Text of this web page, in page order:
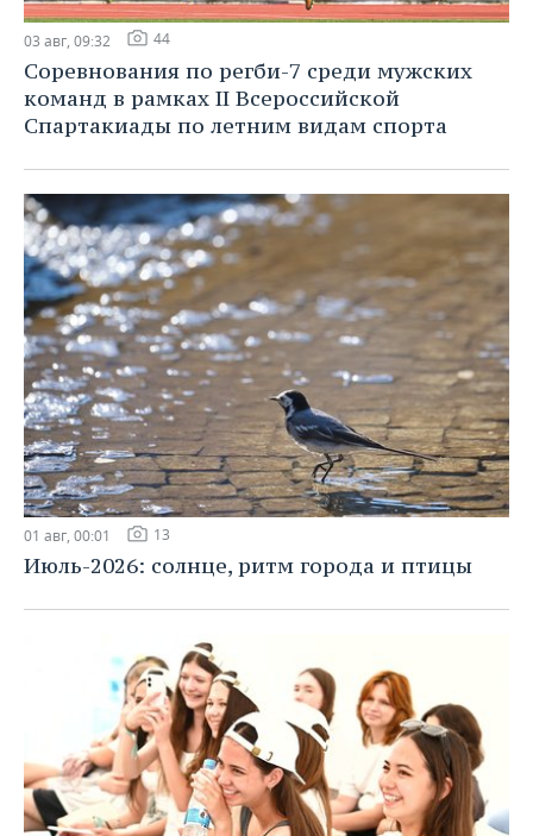
03 авг, 09:32 44
Соревнования по регби-7 среди мужских
команд в рамках II Всероссийской
Спартакиады по летним видам спорта
01 авг, 00:01 13
Июль-2026: солнце, ритм города и птицы